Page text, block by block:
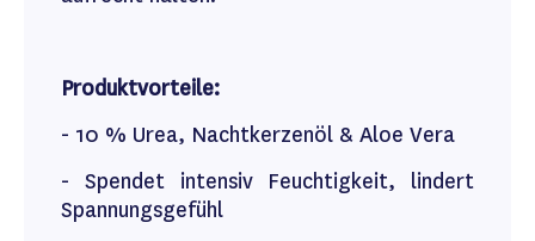
Produktvorteile:
- 10 % Urea, Nachtkerzenöl & Aloe Vera
- Spendet intensiv Feuchtigkeit, lindert
Spannungsgefühl